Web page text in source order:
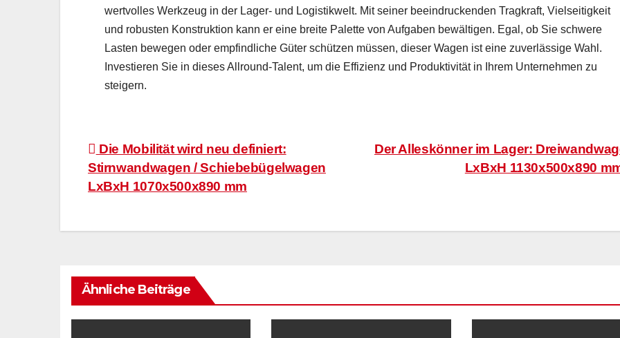
wertvolles Werkzeug in der Lager- und Logistikwelt. Mit seiner beeindruckenden Tragkraft, Vielseitigkeit
und robusten Konstruktion kann er eine breite Palette von Aufgaben bewältigen. Egal, ob Sie schwere
Lasten bewegen oder empfindliche Güter schützen müssen, dieser Wagen ist eine zuverlässige Wahl.
Investieren Sie in dieses Allround-Talent, um die Effizienz und Produktivität in Ihrem Unternehmen zu
steigern.
Beitragsnavigation
Der Alleskönner im Lager:
LxBxH 1130x500x890
Die Mobilität wird neu definiert:
Stirnwandwagen / Schiebebügelwagen
LxBxH 1070x500x890 mm
Ähnliche Beiträge